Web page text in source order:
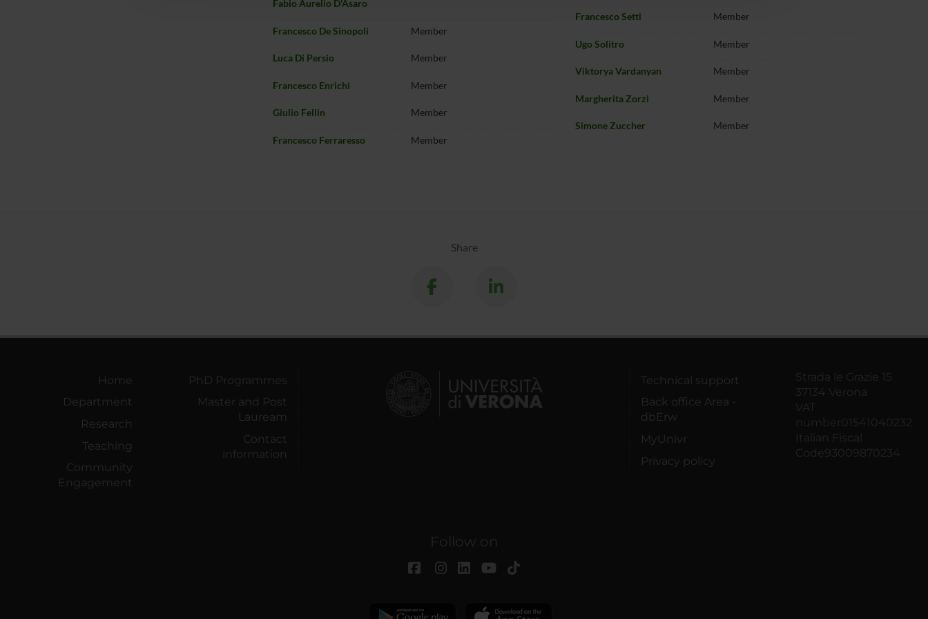
Fabio Aurelio D'Asaro
Francesco De Sinopoli Member
Luca Di Persio Member
Francesco Enrichi Member
Giulio Fellin Member
Francesco Ferraresso Member
Francesco Setti Member
Ugo Solitro Member
Viktorya Vardanyan Member
Margherita Zorzi Member
Simone Zuccher Member
Share
Home
Department
Research
Teaching
Community
Engagement
PhD Programmes
Master and Post
Lauream
Contact
information
Technical support
Back office Area -
dbErw
MyUnivr
Privacy policy
Strada le Grazie 15
37134 Verona
VAT
number01541040232
Italian Fiscal
Code93009870234
Follow on